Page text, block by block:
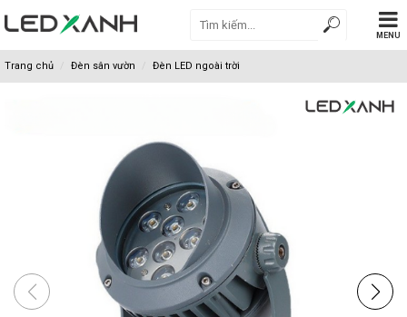
MENU
Trang chủ Đèn sân vườn Đèn LED ngoài trời